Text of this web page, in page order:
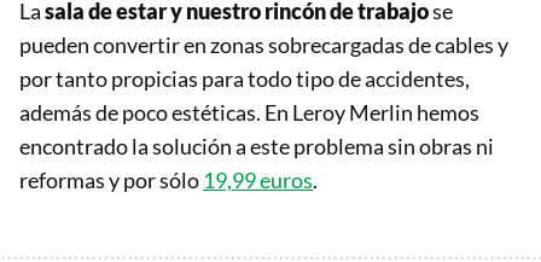
Lasala de estar y nuestro rincón de trabajose
pueden convertir en zonas sobrecargadas de cables y
por tanto propicias para todo tipo de accidentes,
además de poco estéticas. En Leroy Merlin hemos
encontrado la solución a este problema sin obras ni
reformas y por sólo 19,99 euros.